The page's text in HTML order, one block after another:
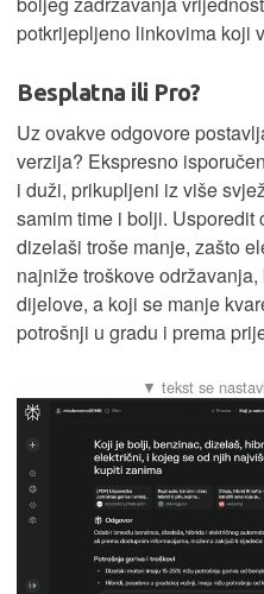
potkrijepljeno linkovima koji
Besplatna ili Pro?
Uz ovakve odgovore
verzija? Ekspresno
i duži, prikupljeni iz više
samim time i bolji.
dizelaši troše manje, zašto
najniže troškove
dijelove, a koji se manje
potrošnji u gradu i prema